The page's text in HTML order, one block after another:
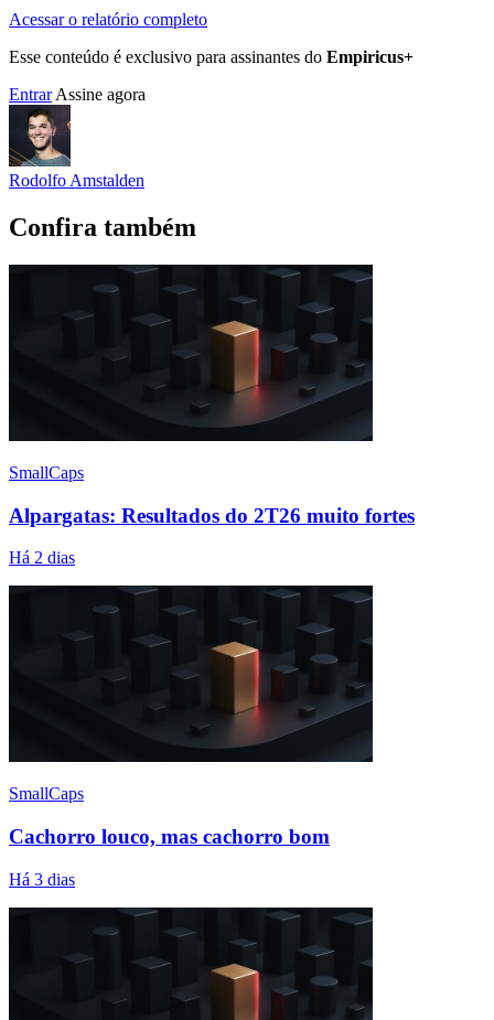
Acessar o relatório completo
Esse conteúdo é exclusivo para assinantes do Empiricus+
Entrar Assine agora
Rodolfo Amstalden
Confira também
SmallCaps
Alpargatas: Resultados do 2T26 muito fortes
Há 2 dias
SmallCaps
Cachorro louco, mas cachorro bom
Há 3 dias